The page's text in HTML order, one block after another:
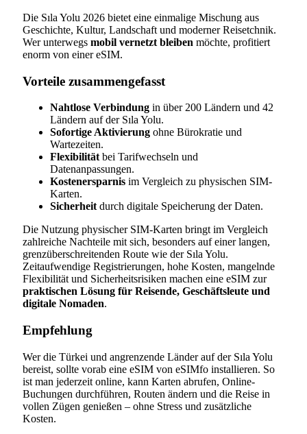
Die Sıla Yolu 2026 bietet eine einmalige Mischung aus
Geschichte, Kultur, Landschaft und moderner Reisetchnik.
Wer unterwegs mobil vernetzt bleiben möchte, profitiert
enorm von einer eSIM.
Vorteile zusammengefasst
Nahtlose Verbindung in über 200 Ländern und 42
Ländern auf der Sıla Yolu.
Sofortige Aktivierung ohne Bürokratie und
Wartezeiten.
Flexibilitätbei Tarifwechseln und
Datenanpassungen.
Kostenersparnis im Vergleich zu physischen SIM-
Karten.
Sicherheitdurch digitale Speicherung der Daten.
Die Nutzung physischer SIM-Karten bringt im Vergleich
zahlreiche Nachteile mit sich, besonders auf einer langen,
grenzüberschreitenden Route wie der Sıla Yolu.
Zeitaufwendige Registrierungen, hohe Kosten, mangelnde
Flexibilität und Sicherheitsrisiken machen eine eSIM zur
praktischen Lösung für Reisende, Geschäftsleute und
digitale Nomaden.
Empfehlung
Wer die Türkei und angrenzende Länder auf der Sıla Yolu
bereist, sollte vorab eine eSIM von eSIMfo installieren. So
ist man jederzeit online, kann Karten abrufen, Online-
Buchungen durchführen, Routen ändern und die Reise in
vollen Zügen genießen – ohne Stress und zusätzliche
Kosten.